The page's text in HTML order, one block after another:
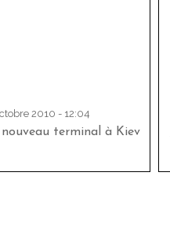
2010 - 12:04
terminal à Kiev